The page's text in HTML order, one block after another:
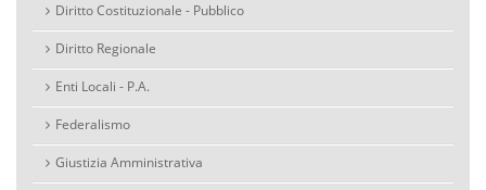
Diritto Costituzionale - Pubblico
Diritto Regionale
Enti Locali - P.A.
Federalismo
Giustizia Amministrativa